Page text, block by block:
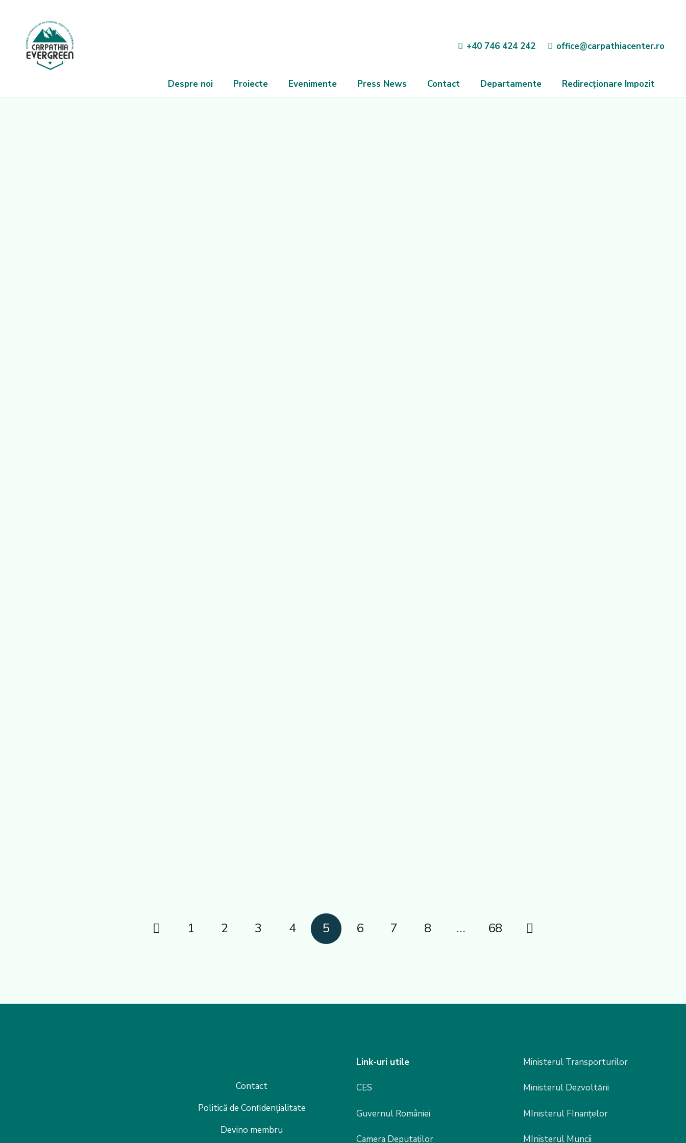
+40 746 424 242 office@carpathiacenter.ro
Despre noi Proiecte Evenimente Press News Contact Departamente Redirecționare Impozit
1 2 3 4 5 6 7 8 … 68
Contact
Politică de Confidențialitate
Devino membru
Link-uri utile
CES
Guvernul României
Camera Deputaților
Ministerul Transporturilor
Ministerul Dezvoltării
MInisterul FInanțelor
MInisterul Muncii